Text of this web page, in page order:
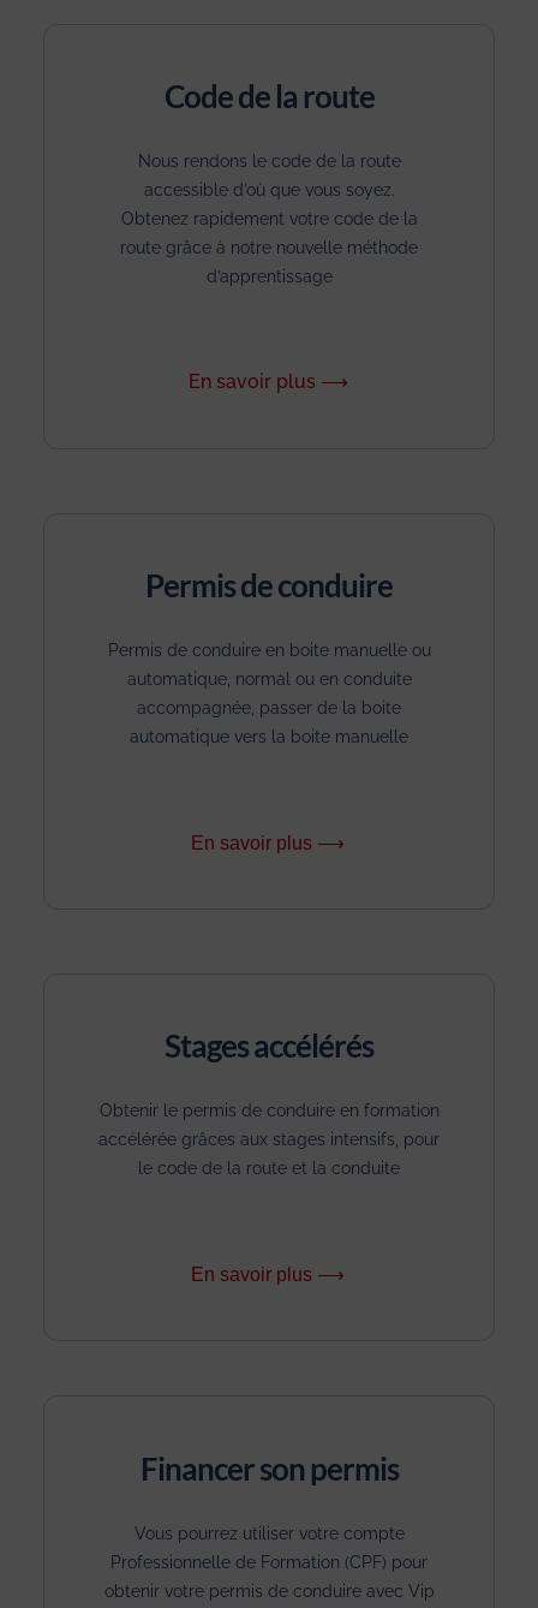
Code de la route
Nous rendons le code de la route
accessible d’où que vous soyez.
Obtenez rapidement votre code de la
route grâce à notre nouvelle méthode
d’apprentissage
En savoir plus ⟶
Permis de conduire
Permis de conduire en boite manuelle ou
automatique, normal ou en conduite
accompagnée, passer de la boite
automatique vers la boite manuelle
En savoir plus ⟶
Stages accélérés
Obtenir le permis de conduire en formation
accélérée grâces aux stages intensifs, pour
le code de la route et la conduite
En savoir plus ⟶
Financer son permis
Vous pourrez utiliser votre compte
Professionnelle de Formation (CPF) pour
obtenir votre permis de conduire avec Vip